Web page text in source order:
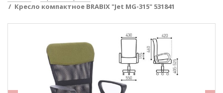
Кресло компактное BRABIX "Jet MG-315" 531841